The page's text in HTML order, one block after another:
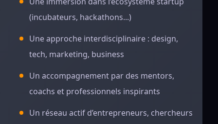
(incubateurs, hackathons...)
Une approche interdisciplinaire : design,
tech, marketing, business
Un accompagnement par des mentors,
coachs et professionnels inspirants
Un réseau actif d’entrepreneurs, chercheurs